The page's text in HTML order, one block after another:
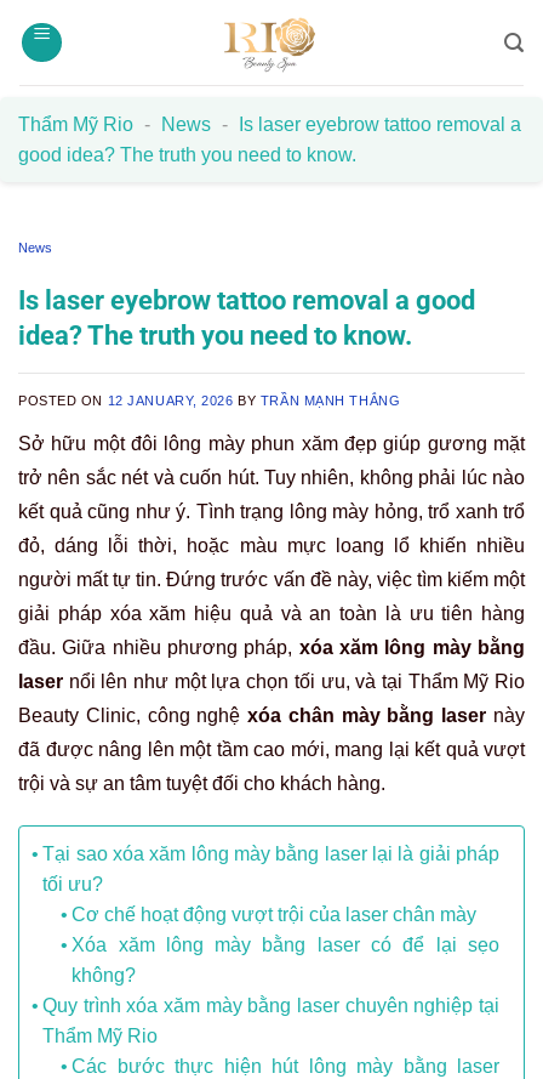
Thẩm Mỹ Rio - News -
Is laser eyebrow tattoo removal a
good idea? The truth you need to know.
News
Is laser eyebrow tattoo removal a good
idea? The truth you need to know.
POSTED ON 12 JANUARY, 2026 BY TRẦN MẠNH THẮNG
Sở hữu một đôi lông mày phun xăm đẹp giúp gương mặt
trở nên sắc nét và cuốn hút. Tuy nhiên, không phải lúc nào
kết quả cũng như ý. Tình trạng lông mày hỏng, trổ xanh trổ
đỏ, dáng lỗi thời, hoặc màu mực loang lổ khiến nhiều
người mất tự tin. Đứng trước vấn đề này, việc tìm kiếm một
giải pháp xóa xăm hiệu quả và an toàn là ưu tiên hàng
đầu. Giữa nhiều phương pháp, xóa xăm lông mày bằng
laser nổi lên như một lựa chọn tối ưu, và tại Thẩm Mỹ Rio
Beauty Clinic, công nghệxóa chân mày bằng laser này
đã được nâng lên một tầm cao mới, mang lại kết quả vượt
trội và sự an tâm tuyệt đối cho khách hàng.
Tại sao xóa xăm lông mày bằng laser lại là giải pháp
tối ưu?
Cơ chế hoạt động vượt trội của laser chân mày
Xóa xăm lông mày bằng laser có để lại sẹo
không?
Quy trình xóa xăm mày bằng laser chuyên nghiệp tại
Thẩm Mỹ Rio
Các bước thực hiện hút lông mày bằng laser